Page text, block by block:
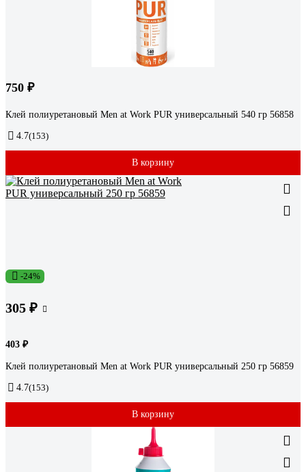
750 ₽
Клей полиуретановый Men at Work PUR универсальный 540 гр 56858
4.7(153)
В корзину
-24%
305 ₽
403 ₽
Клей полиуретановый Men at Work PUR универсальный 250 гр 56859
4.7(153)
В корзину